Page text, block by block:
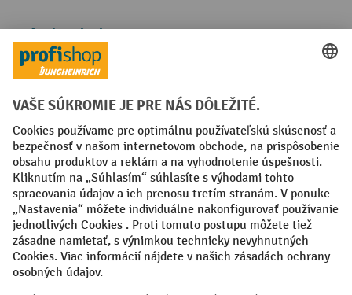
Spôsoby platby
Creditcard (Master)Creditcard (Visa)
Faktúra Predplatba
Sociálne siete
Facebook
YouTube
LinkedIn
Nastavenia ochrany osobných údajov